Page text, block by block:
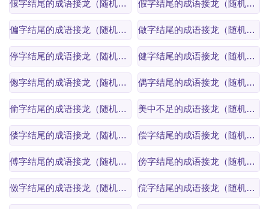
偃字结尾的成语接龙（随机逆接） 假字结尾的成语接龙（随机逆接）
偏字结尾的成语接龙（随机逆接） 做字结尾的成语接龙（随机逆接）
停字结尾的成语接龙（随机逆接） 健字结尾的成语接龙（随机逆接）
偬字结尾的成语接龙（随机逆接） 偶字结尾的成语接龙（随机逆接）
偷字结尾的成语接龙（随机逆接） 美中不足的成语接龙（随机逆接）
偻字结尾的成语接龙（随机逆接） 偿字结尾的成语接龙（随机逆接）
傅字结尾的成语接龙（随机逆接） 傍字结尾的成语接龙（随机逆接）
傚字结尾的成语接龙（随机逆接） 傥字结尾的成语接龙（随机逆接）